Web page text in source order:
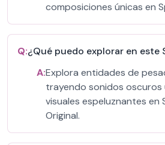
composiciones únicas en
Q:¿Qué puedo explorar en este
A:Explora entidades de
trayendo sonidos
visuales espeluznantes en
Original.